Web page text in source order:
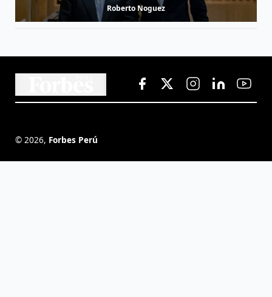
Roberto Noguez
© 2026, Forbes Perú